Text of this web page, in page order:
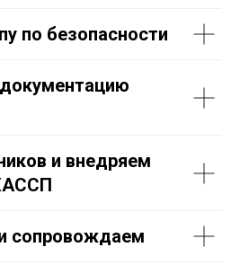
по безопасности
и внедряем
сопровождаем